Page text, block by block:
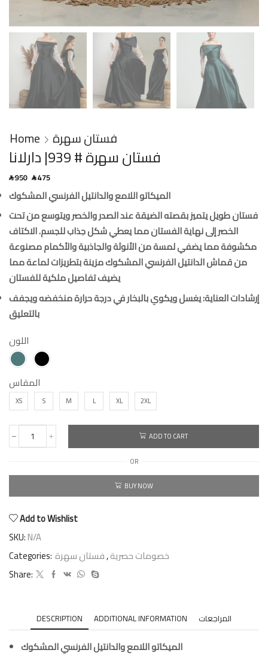
Home فستان سهرة
فستان سهرة # 939| دارلانا
SAR950 SAR475
الميكاتو اللامع والدانتيل الفرنسي المشكوك
فستان طويل يتميز بقصته الضيقة عند الصدر والخصر ويتوسع من تحت
الخصر إلى نهاية الفستان مما يعطي شكل جذاب للجسم. الاكتاف
مكشوفة مما يضفي لمسة من الأنوثة والجاذبية والأكمام مصنوعة
من قماش الدانتيل الفرنسي المشكوك مزينة بتطريزات لماعة مما
يضيف تفاصيل ملكية للفستان
إرشادات العناية: يغسل ويكوي بالبخار في درجة حرارة منخفضه ويجفف
بالتعليق
اللون
المقاس
XS S M L XL 2XL
ADD TO CART
OR
BUY NOW
Add to Wishlist
SKU:N/A
Categories:
خصومات حصرية,فستان سهرة
Share:
DESCRIPTION ADDITIONAL INFORMATION المراجعات
الميكاتو اللامع والدانتيل الفرنسي المشكوك